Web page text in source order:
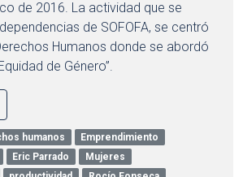
de 2016. La actividad que se
de SOFOFA, se centró
Humanos donde se abordó
de Género”.
humanos
Emprendimiento
Eric Parrado
Mujeres